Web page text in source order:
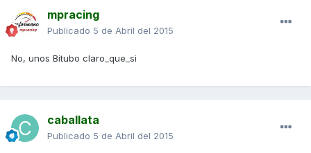
mpracing
Publicado 5 de Abril del 2015
No, unos Bitubo claro_que_si
caballata
Publicado 5 de Abril del 2015